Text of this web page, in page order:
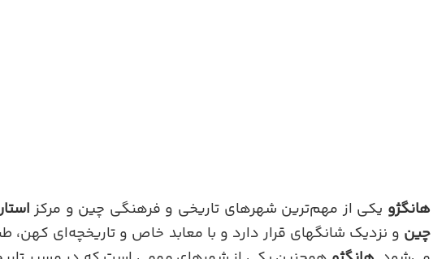
هانگژو یکی از مهم‌ترین شهرهای تاریخی و فرهنگی چین و مرکز
چین و نزدیک شانگهای قرار دارد و با معابد خاص و تاریخچه‌ای کهن،